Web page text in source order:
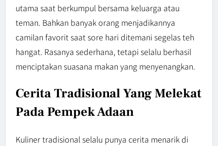
utama saat berkumpul bersama keluarga atau
teman. Bahkan banyak orang menjadikannya
camilan favorit saat sore hari ditemani segelas teh
hangat. Rasanya sederhana, tetapi selalu berhasil
menciptakan suasana makan yang menyenangkan.
Cerita Tradisional Yang Melekat
Pada Pempek Adaan
Kuliner tradisional selalu punya cerita menarik di